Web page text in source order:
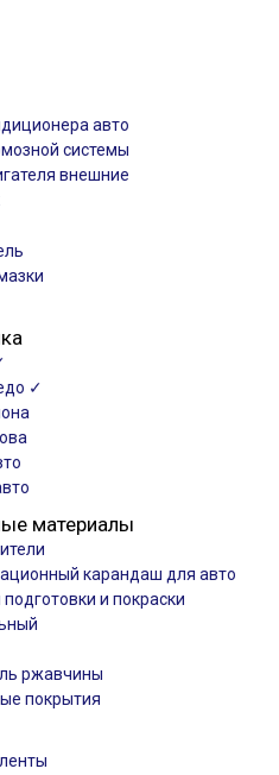
авто
системы
внешние
✓
материалы
карандаш для авто
и покраски
ржавчины
покрытия